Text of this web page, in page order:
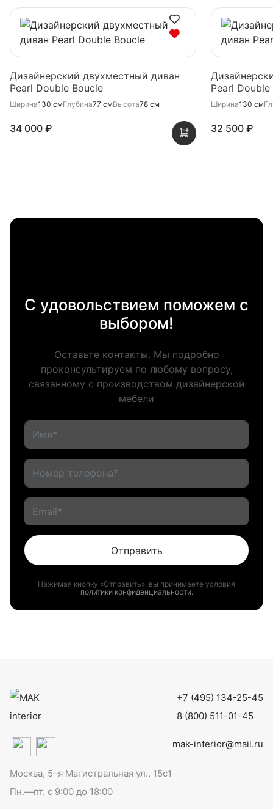
Дизайнерский двухместный диван
Pearl Double Boucle
Ширина130 смГлубина77 смВысота78 см
34 000 ₽
Pearl
Ширина130 см
32 500 ₽
С удовольствием поможем с
выбором!
Оставьте контакты. Мы подробно
проконсультируем по любому вопросу,
связанному с производством дизайнерской
мебели
Отправить
Нажимая кнопку «Отправить», вы принимаете условия
политики конфиденциальности.
+7 (495) 134-25-45
8 (800) 511-01-45
mak-interior@mail.ru
Москва, 5–я Магистральная ул., 15с1
Пн.—пт. с 9:00 до 18:00